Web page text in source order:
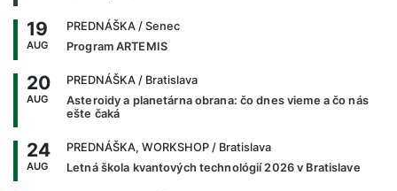
19
AUG
PREDNÁŠKA / Senec
Program ARTEMIS
20
AUG
PREDNÁŠKA / Bratislava
Asteroidy a planetárna obrana: čo dnes vieme a čo nás
ešte čaká
24
AUG
PREDNÁŠKA, WORKSHOP / Bratislava
Letná škola kvantových technológií 2026 v Bratislave